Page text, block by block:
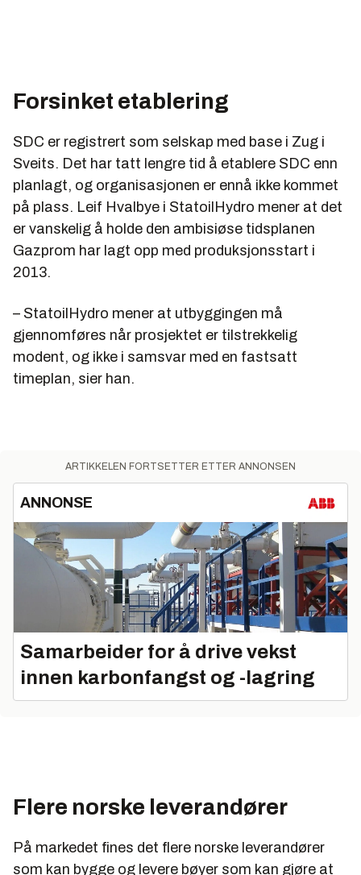
Forsinket etablering
SDC er registrert som selskap med base i Zug i
Sveits. Det har tatt lengre tid å etablere SDC enn
planlagt, og organisasjonen er ennå ikke kommet
på plass. Leif Hvalbye i StatoilHydro mener at det
er vanskelig å holde den ambisiøse tidsplanen
Gazprom har lagt opp med produksjonsstart i
2013.
– StatoilHydro mener at utbyggingen må
gjennomføres når prosjektet er tilstrekkelig
modent, og ikke i samsvar med en fastsatt
timeplan, sier han.
ARTIKKELEN FORTSETTER ETTER ANNONSEN
ANNONSE
Samarbeider for å drive vekst
innen karbonfangst og -lagring
Flere norske leverandører
På markedet fines det flere norske leverandører
som kan bygge og levere bøyer som kan gjøre at